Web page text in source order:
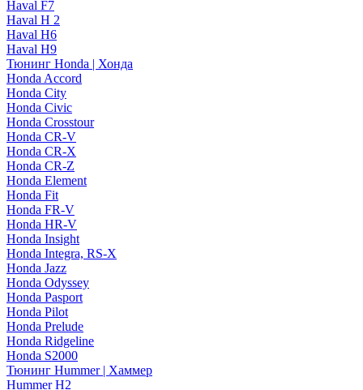
Haval F7
Haval H 2
Haval H6
Haval H9
Тюнинг Honda | Хонда
Honda Accord
Honda City
Honda Civic
Honda Crosstour
Honda CR-V
Honda CR-X
Honda CR-Z
Honda Element
Honda Fit
Honda FR-V
Honda HR-V
Honda Insight
Honda Integra, RS-X
Honda Jazz
Honda Odyssey
Honda Pasport
Honda Pilot
Honda Prelude
Honda Ridgeline
Honda S2000
Тюнинг Hummer | Хаммер
Hummer H2